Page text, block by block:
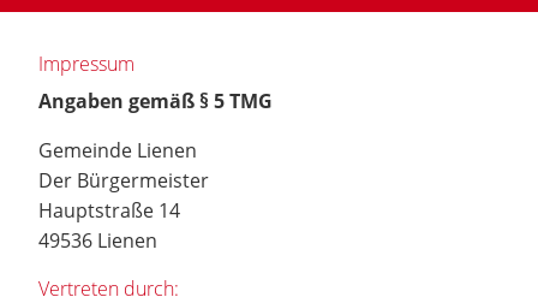
Impressum
Angaben gemäß § 5 TMG
Gemeinde Lienen
Der Bürgermeister
Hauptstraße 14
49536 Lienen
Vertreten durch: